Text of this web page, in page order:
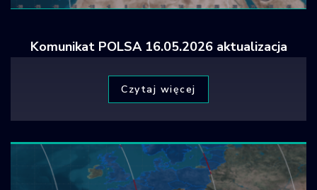
Komunikat POLSA 16.05.2026 aktualizacja
Czytaj więcej